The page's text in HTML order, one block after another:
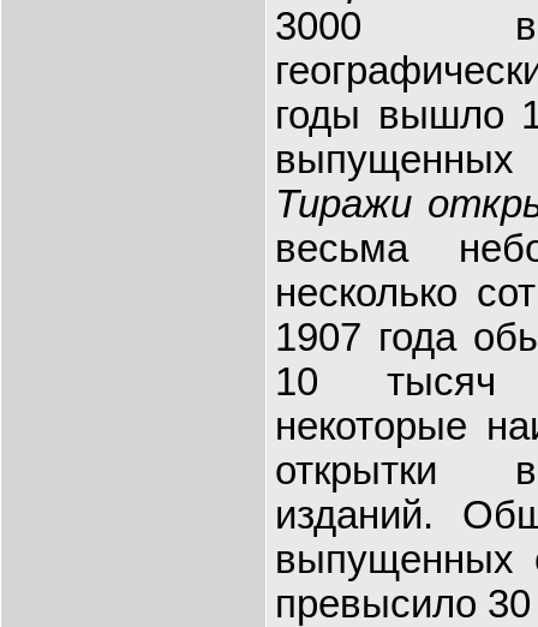
3000
годы вышло
выпущенных
Тиражи
весьма
несколько
1907 года
10 тысяч
некоторые
открытки
изданий.
выпущенных
превысило